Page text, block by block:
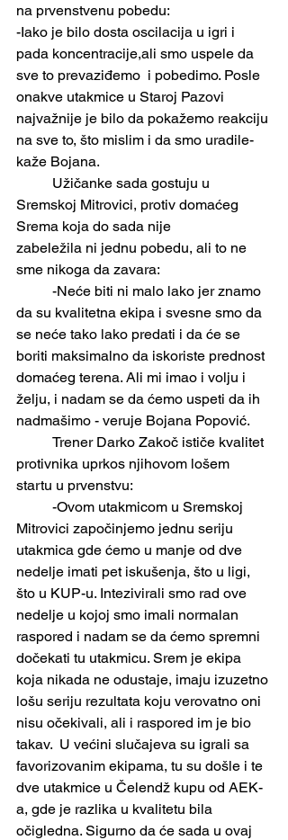
na prvenstvenu pobedu:
-Iako je bilo dosta oscilacija u igri i
pada koncentracije,ali smo uspele da
sve to prevaziđemo  i pobedimo. Posle
onakve utakmice u Staroj Pazovi
najvažnije je bilo da pokažemo reakciju
na sve to, što mislim i da smo uradile-
kaže Bojana.
Sremskoj Mitrovici, protiv domaćeg
Srema koja do sada nije
zabeležila ni jednu pobedu, ali to ne
sme nikoga da zavara:
da su kvalitetna ekipa i svesne smo da
se neće tako lako predati i da će se
boriti maksimalno da iskoriste prednost
domaćeg terena. Ali mi imao i volju i
želju, i nadam se da ćemo uspeti da ih
nadmašimo - veruje Bojana Popović.
protivnika uprkos njihovom lošem
startu u prvenstvu:
Mitrovici započinjemo jednu seriju
utakmica gde ćemo u manje od dve
nedelje imati pet iskušenja, što u ligi,
što u KUP-u. Intezivirali smo rad ove
nedelje u kojoj smo imali normalan
raspored i nadam se da ćemo spremni
dočekati tu utakmicu. Srem je ekipa
koja nikada ne odustaje, imaju izuzetno
lošu seriju rezultata koju verovatno oni
nisu očekivali, ali i raspored im je bio
takav.  U većini slučajeva su igrali sa
favorizovanim ekipama, tu su došle i te
dve utakmice u Čelendž kupu od AEK-
a, gde je razlika u kvalitetu bila
očigledna. Sigurno da će sada u ovaj